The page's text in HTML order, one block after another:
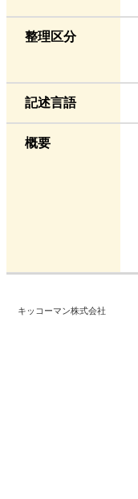
整理区分
記述言語
概要
キッコーマン株式会社